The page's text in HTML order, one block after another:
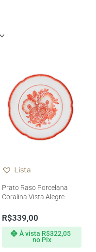
Lista
Prato Raso Porcelana
Coralina Vista Alegre
R$339,00
À vista R$322,05
no Pix